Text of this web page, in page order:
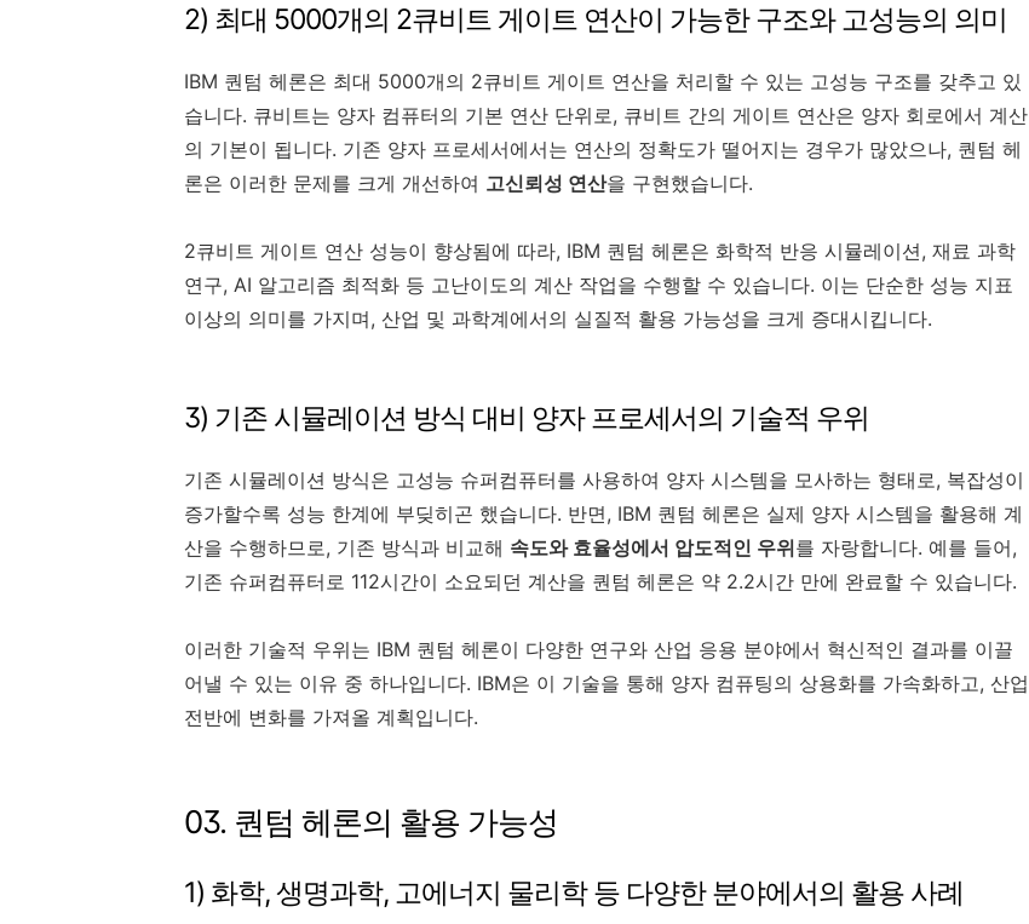
2) 최대 5000개의 2큐비트 게이트 연산이 가능한 구조와 고성능의 의미
IBM 퀀텀 헤론은 최대 5000개의 2큐비트 게이트 연산을 처리할 수 있는 고성능 구조를 갖추고 있
습니다. 큐비트는 양자 컴퓨터의 기본 연산 단위로, 큐비트 간의 게이트 연산은 양자 회로에서 계산
의 기본이 됩니다. 기존 양자 프로세서에서는 연산의 정확도가 떨어지는 경우가 많았으나, 퀀텀 헤
론은 이러한 문제를 크게 개선하여 고신뢰성 연산을 구현했습니다.
2큐비트 게이트 연산 성능이 향상됨에 따라, IBM 퀀텀 헤론은 화학적 반응 시뮬레이션, 재료 과학
연구, AI 알고리즘 최적화 등 고난이도의 계산 작업을 수행할 수 있습니다. 이는 단순한 성능 지표
이상의 의미를 가지며, 산업 및 과학계에서의 실질적 활용 가능성을 크게 증대시킵니다.
3) 기존 시뮬레이션 방식 대비 양자 프로세서의 기술적 우위
기존 시뮬레이션 방식은 고성능 슈퍼컴퓨터를 사용하여 양자 시스템을 모사하는 형태로, 복잡성이
증가할수록 성능 한계에 부딪히곤 했습니다. 반면, IBM 퀀텀 헤론은 실제 양자 시스템을 활용해 계
산을 수행하므로, 기존 방식과 비교해 속도와 효율성에서 압도적인 우위를 자랑합니다. 예를 들어,
기존 슈퍼컴퓨터로 112시간이 소요되던 계산을 퀀텀 헤론은 약 2.2시간 만에 완료할 수 있습니다.
이러한 기술적 우위는 IBM 퀀텀 헤론이 다양한 연구와 산업 응용 분야에서 혁신적인 결과를 이끌
어낼 수 있는 이유 중 하나입니다. IBM은 이 기술을 통해 양자 컴퓨팅의 상용화를 가속화하고, 산업
전반에 변화를 가져올 계획입니다.
03. 퀀텀 헤론의 활용 가능성
1) 화학, 생명과학, 고에너지 물리학 등 다양한 분야에서의 활용 사례